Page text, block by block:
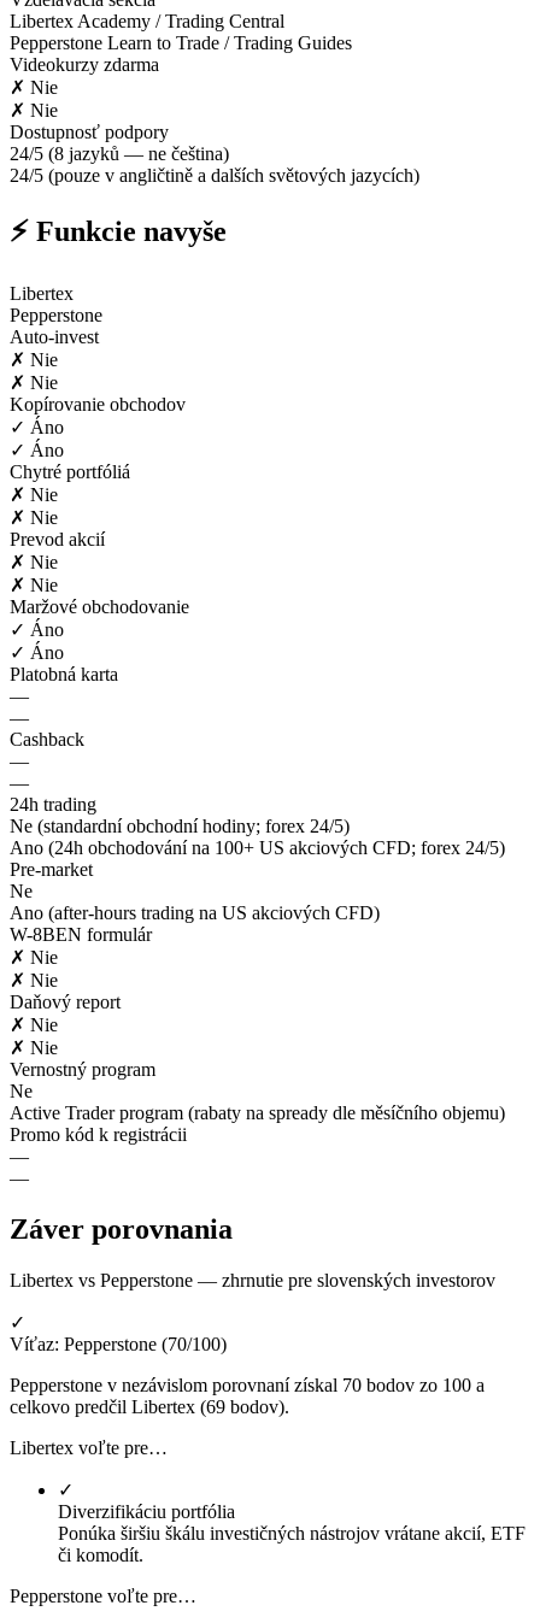
Libertex Academy / Trading Central
Pepperstone Learn to Trade / Trading Guides
Videokurzy zdarma
✗ Nie
✗ Nie
Dostupnosť podpory
24/5 (8 jazyků — ne čeština)
24/5 (pouze v angličtině a dalších světových jazycích)
⚡ Funkcie navyše
Libertex
Pepperstone
Auto-invest
✗ Nie
✗ Nie
Kopírovanie obchodov
✓ Áno
✓ Áno
Chytré portfóliá
✗ Nie
✗ Nie
Prevod akcií
✗ Nie
✗ Nie
Maržové obchodovanie
✓ Áno
✓ Áno
Platobná karta
—
—
Cashback
—
—
24h trading
Ne (standardní obchodní hodiny; forex 24/5)
Ano (24h obchodování na 100+ US akciových CFD; forex 24/5)
Pre-market
Ne
Ano (after-hours trading na US akciových CFD)
W-8BEN formulár
✗ Nie
✗ Nie
Daňový report
✗ Nie
✗ Nie
Vernostný program
Ne
Active Trader program (rabaty na spready dle měsíčního objemu)
Promo kód k registrácii
—
—
Záver porovnania
Libertex vs Pepperstone — zhrnutie pre slovenských investorov
✓
Víťaz: Pepperstone (70/100)
Pepperstone v nezávislom porovnaní získal 70 bodov zo 100 a
celkovo predčil Libertex (69 bodov).
Libertex voľte pre…
✓
Diverzifikáciu portfólia
Ponúka širšiu škálu investičných nástrojov vrátane akcií, ETF
či komodít.
Pepperstone voľte pre…